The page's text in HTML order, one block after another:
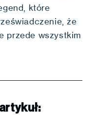
które
że
przede wszystkim